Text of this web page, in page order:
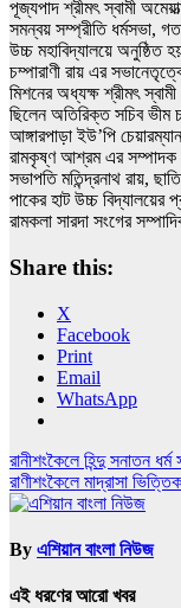
পূজ্যপাদ শ্রীমৎ স্বামী
সমন্বয় সম্প্রীতি ধর্মসভা,
উচ্চ মহাবিদ্যালয়ে অনুষ্ঠিত
চম্পারাণী রায় এর
মিশনের অধ্যক্ষ শ্রীমৎ
ছিলেন অতিরিক্ত সচিব ভীম
আঙ্গারপাড়া ইউ’পি
রামকৃষ্ণ আশ্রম এর সম্পাদক
সভাপতি মতিন্দ্রনাথ রায়,
পাকের হাট উচ্চ
রামকলা সারদা সংগের
Share this:
X
Facebook
Print
Email
WhatsApp
Post
navigation
রানীশংকৈলে হিন্দু সনাতন
রাণীশংকৈলে মাদ্রাসা
By এশিয়ান বাংলা নিউজ
এই ধরণের আরো খবর